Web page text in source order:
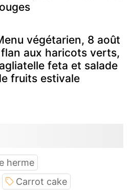
végétarien, 8 août
aux haricots verts,
feta et salade
fruits estivale
herme
Carrot cake